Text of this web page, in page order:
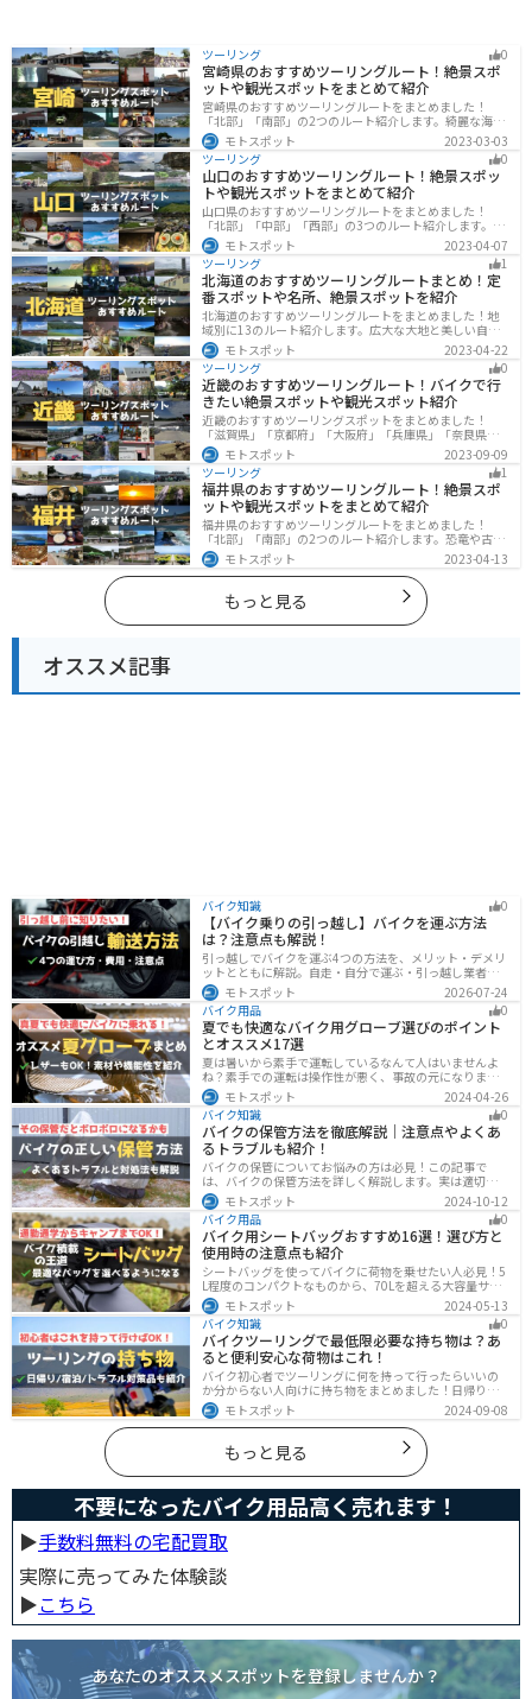
ツーリング 0
宮崎県のおすすめツーリングルート！絶景スポ
ットや観光スポットをまとめて紹介
宮崎県のおすすめツーリングルートをまとめました！
「北部」「南部」の2つのルート紹介します。綺麗な海岸
線が特徴的な海・自然豊かな山・趣のある神社を満喫す
るツーリングができます。バイクで宮崎県にツーリング
に行く際は参考にしてください。
モトスポット
2023-03-03
ツーリング
0
山口のおすすめツーリングルート！絶景スポッ
トや観光スポットをまとめて紹介
山口県のおすすめツーリングルートをまとめました！
「北部」「中部」「西部」の3つのルート紹介します。美
しい海岸線や山々を楽しむことができます。バイクで山
口県にツーリングに行く際は参考にしてください。
モトスポット
2023-04-07
ツーリング
1
北海道のおすすめツーリングルートまとめ！定
番スポットや名所、絶景スポットを紹介
北海道のおすすめツーリングルートをまとめました！地
域別に13のルート紹介します。広大な大地と美しい自然
が広がり、四季折々の魅力を楽しめる観光スポットが数
多くあります。バイクで北海道にツーリングに行く際は
参考にしてください。
モトスポット
2023-04-22
ツーリング
0
近畿のおすすめツーリングルート！バイクで行
きたい絶景スポットや観光スポット紹介
近畿のおすすめツーリングスポットをまとめました！
「滋賀県」「京都府」「大阪府」「兵庫県」「奈良県」
「和歌山」の各県の観光地紹介します。自然豊かな山々
や湖、温泉地が点在し、四季折々の景色を楽しめるスポ
ットが多数あります。バイクで近畿にツーリングに行く
際は参考にしてください。
モトスポット
2023-09-09
ツーリング
1
福井県のおすすめツーリングルート！絶景スポ
ットや観光スポットをまとめて紹介
福井県のおすすめツーリングルートをまとめました！
「北部」「南部」の2つのルート紹介します。恐竜や古代
遺跡、温泉地など魅力に溢れるスポットが多数ありま
す。バイクで福井県にツーリングに行く際は参考にして
ください。
モトスポット 2023-04-13
もっと見る
オススメ記事
バイク知識 0
【バイク乗りの引っ越し】バイクを運ぶ方法
は？注意点も解説！
引っ越しでバイクを運ぶ4つの方法を、メリット・デメリ
ットとともに解説。自走・自分で運ぶ・引っ越し業者・
バイク専門業者の選び方や輸送時の注意点、駐輪場所の
確保、住所変更など必要な手続きも紹介します。
モトスポット
2026-07-24
バイク用品
0
夏でも快適なバイク用グローブ選びのポイント
とオススメ17選
夏は暑いから素手で運転しているなんて人はいませんよ
ね？素手での運転は操作性が悪く、事故の元になりま
す。直射日光が当たり日焼けで余計に暑くなります。夏に
は夏用グローブを使うことで、素手より涼しく快適にバ
イクに乗ることができるので是非使いましょう。
モトスポット
2024-04-26
バイク知識
0
バイクの保管方法を徹底解説｜注意点やよくあ
るトラブルも紹介！
バイクの保管についてお悩みの方は必見！この記事で
は、バイクの保管方法を詳しく解説します。実は適切に
保管しなければ、バイクの状態を悪化させる恐れがあり
ます。記事を参考にすれば、バイクを状態良く長持ちさ
せることが可能です。
モトスポット
2024-10-12
バイク用品
0
バイク用シートバッグおすすめ16選！選び方と
使用時の注意点も紹介
シートバッグを使ってバイクに荷物を乗せたい人必見！5
L程度のコンパクトなものから、70Lを超える大容量サイ
ズまでシートバッグは種類が豊富です。用途に合わせて
選べば今よりもっと快適に荷物を運ぶことができます。
この記事でバッグの種類や選び方、オススメ商品を紹介
します。
モトスポット
2024-05-13
バイク知識
0
バイクツーリングで最低限必要な持ち物は？あ
ると便利安心な荷物はこれ！
バイク初心者でツーリングに何を持って行ったらいいの
か分からない人向けに持ち物をまとめました！日帰りや1
泊以上の日数別、トラブル対策やメンテ用品、出先であ
ると便利なアイテムまで全て解説しています。アレを忘
れた！持ってきたけど使わなかったなど出先で困らない
よう自分に必要な荷物を把握しておきましょう。
モトスポット 2024-09-08
もっと見る
不要になったバイク用品高く売れます！
▶︎手数料無料の宅配買取
実際に売ってみた体験談
▶︎こちら
あなたのオススメスポットを登録しませんか？